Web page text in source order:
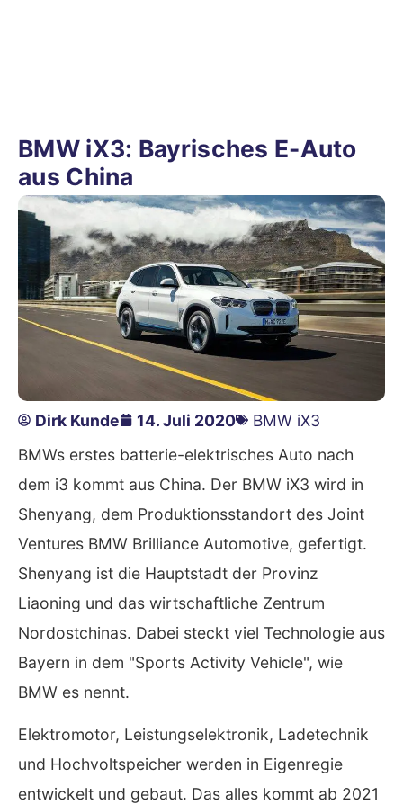
BMW iX3: Bayrisches E-Auto
aus China
Dirk Kunde 14. Juli 2020
BMW iX3
BMWs erstes batterie-elektrisches Auto nach
dem i3 kommt aus China. Der BMW iX3 wird in
Shenyang, dem Produktionsstandort des Joint
Ventures BMW Brilliance Automotive, gefertigt.
Shenyang ist die Hauptstadt der Provinz
Liaoning und das wirtschaftliche Zentrum
Nordostchinas. Dabei steckt viel Technologie aus
Bayern in dem "Sports Activity Vehicle", wie
BMW es nennt.
Elektromotor, Leistungselektronik, Ladetechnik
und Hochvoltspeicher werden in Eigenregie
entwickelt und gebaut. Das alles kommt ab 2021